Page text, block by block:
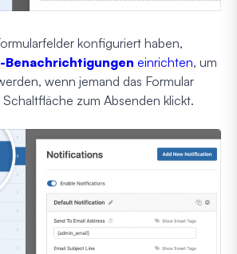
konfiguriert haben,
Benachrichtigungen einrichten, um
wenn jemand das Formular
zum Absenden klickt.